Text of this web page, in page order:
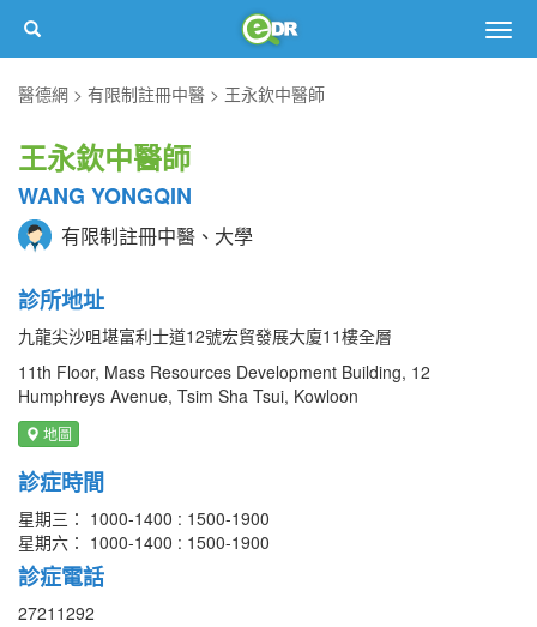
醫德網
有限制註冊中醫 王永欽中醫師
王永欽中醫師
WANG YONGQIN
有限制註冊中醫、大學
診所地址
九龍尖沙咀堪富利士道12號宏貿發展大廈11樓全層
11th Floor, Mass Resources Development Building, 12
Humphreys Avenue, Tsim Sha Tsui, Kowloon
地圖
診症時間
星期三： 1000-1400 : 1500-1900
星期六： 1000-1400 : 1500-1900
診症電話
27211292